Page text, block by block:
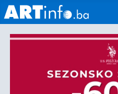
Početna
Vijesti